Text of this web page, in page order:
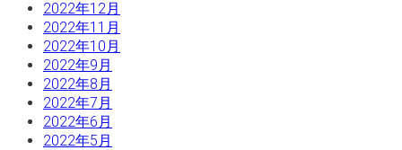
2022年12月
2022年11月
2022年10月
2022年9月
2022年8月
2022年7月
2022年6月
2022年5月